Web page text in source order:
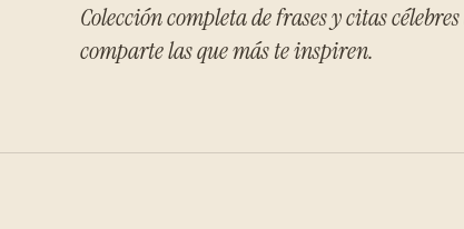
Colección completa de frases y citas
comparte las que más te inspiren.